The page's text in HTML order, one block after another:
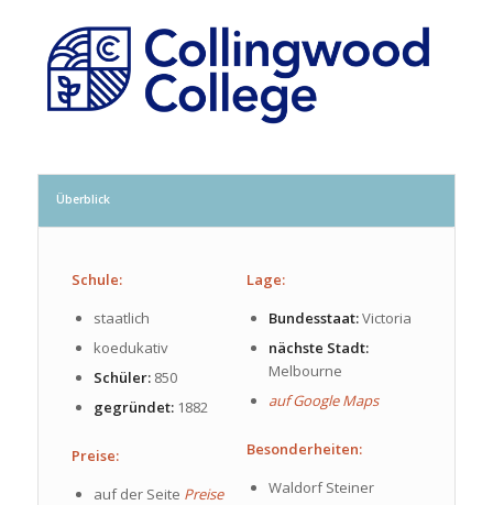
Überblick
Schule:
staatlich
koedukativ
Schüler:850
gegründet: 1882
Preise:
auf der Seite Preise
Lage:
Bundesstaat:Victoria
nächste Stadt:
Melbourne
auf Google Maps
Besonderheiten:
Waldorf Steiner